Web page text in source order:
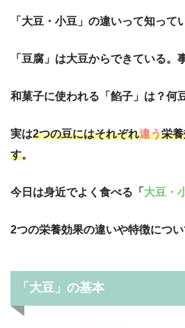
「大豆・小豆」の違いって知って
「豆腐」は大豆からできている。
和菓子に使われる「餡子」は？何
実は2つの豆にはそれぞれ違う栄
す。
今日は身近でよく食べる「 大豆・
2つの栄養効果の違いや特徴につい
「大豆」の基本